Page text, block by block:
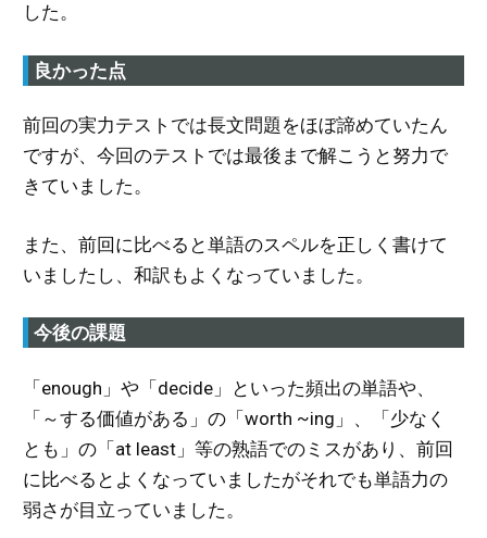
した。
良かった点
前回の実力テストでは長文問題をほぼ諦めていたん
ですが、今回のテストでは最後まで解こうと努力で
きていました。
また、前回に比べると単語のスペルを正しく書けて
いましたし、和訳もよくなっていました。
今後の課題
「enough」や「decide」といった頻出の単語や、
「～する価値がある」の「worth ~ing」、「少なく
とも」の「at least」等の熟語でのミスがあり、前回
に比べるとよくなっていましたがそれでも単語力の
弱さが目立っていました。